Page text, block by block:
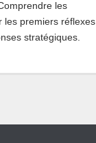
les
les premiers réflexes
stratégiques.